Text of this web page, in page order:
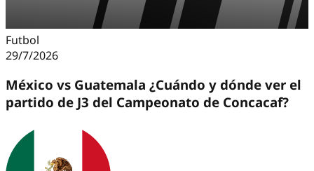
Futbol
29/7/2026
México vs Guatemala ¿Cuándo y dónde ver el
partido de J3 del Campeonato de Concacaf?